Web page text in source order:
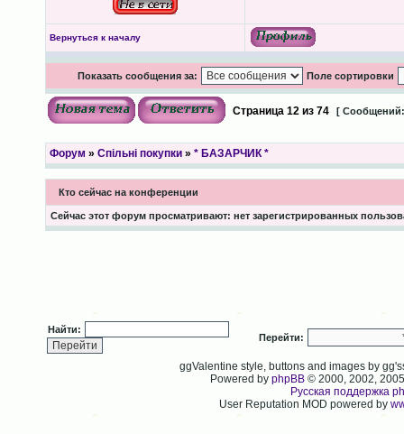
Вернуться к началу
Показать сообщения за: Поле сортировки
Страница 12из 74 [
Форум » Спільні покупки» * БАЗАРЧИК *
Кто сейчас на конференции
Сейчас этот форум просматривают: нет зарегистрированных
Найти:
Перейти:
ggValentine style, buttons and images by
Powered byphpBB © 2000, 2002,
Русская поддержка
User Reputation MOD powered by